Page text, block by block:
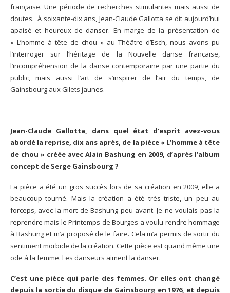
française. Une période de recherches stimulantes mais aussi de
doutes. À soixante-dix ans, Jean-Claude Gallotta se dit aujourd’hui
apaisé et heureux de danser. En marge de la présentation de
« L’homme à tête de chou » au Théâtre d’Esch, nous avons pu
l’interroger sur l’héritage de la Nouvelle danse française,
l’incompréhension de la danse contemporaine par une partie du
public, mais aussi l’art de s’inspirer de l’air du temps, de
Gainsbourg aux Gilets jaunes.
Jean-Claude Gallotta, dans quel état d’esprit avez-vous
abordé la reprise, dix ans après, de la pièce « L’homme à tête
de chou » créée avec Alain Bashung en 2009, d’après l’album
concept de Serge Gainsbourg ?
La pièce a été un gros succès lors de sa création en 2009, elle a
beaucoup tourné. Mais la création a été très triste, un peu au
forceps, avec la mort de Bashung peu avant. Je ne voulais pas la
reprendre mais le Printemps de Bourges a voulu rendre hommage
à Bashung et m’a proposé de le faire. Cela m’a permis de sortir du
sentiment morbide de la création. Cette pièce est quand même une
ode à la femme. Les danseurs aiment la danser.
C’est une pièce qui parle des femmes. Or elles ont changé
depuis la sortie du disque de Gainsbourg en 1976, et depuis